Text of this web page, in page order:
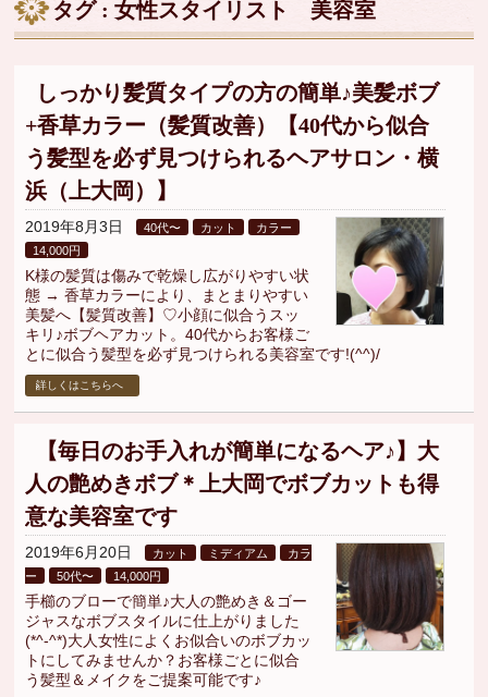
▼
タグ : 女性スタイリスト 美容室
しっかり髪質タイプの方の簡単♪美髪ボブ
+香草カラー（髪質改善）【40代から似合
う髪型を必ず見つけられるヘアサロン・横
浜（上大岡）】
2019年8月3日 40代〜 カット
カラー
14,000円
K様の髪質は傷みで乾燥し広がりやすい状
態 → 香草カラーにより、まとまりやすい
美髪へ【髪質改善】♡小顔に似合うスッ
キリ♪ボブヘアカット。40代からお客様ご
とに似合う髪型を必ず見つけられる美容室です!(^^)/
詳しくはこちらへ
【毎日のお手入れが簡単になるヘア♪】大
人の艶めきボブ＊上大岡でボブカットも得
意な美容室です
2019年6月20日 カット ミディアム
カラ
ー
50代〜 14,000円
手櫛のブローで簡単♪大人の艶めき＆ゴー
ジャスなボブスタイルに仕上がりました
(*^-^*)大人女性によくお似合いのボブカッ
トにしてみませんか？お客様ごとに似合
う髪型＆メイクをご提案可能です♪